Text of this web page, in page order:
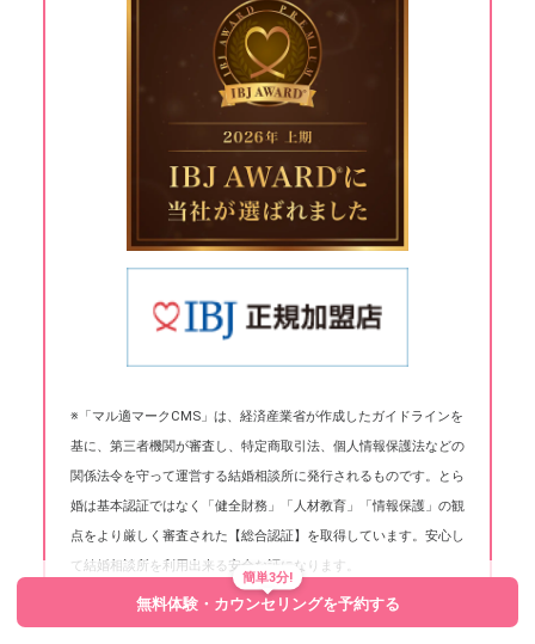
※「マル適マークCMS」は、経済産業省が作成したガイドラインを
基に、第三者機関が審査し、特定商取引法、個人情報保護法などの
関係法令を守って運営する結婚相談所に発行されるものです。とら
婚は基本認証ではなく「健全財務」「人材教育」「情報保護」の観
点をより厳しく審査された【総合認証】を取得しています。安心し
て結婚相談所を利用出来る安全な証になります。
簡単3分!
無料体験・カウンセリングを予約する